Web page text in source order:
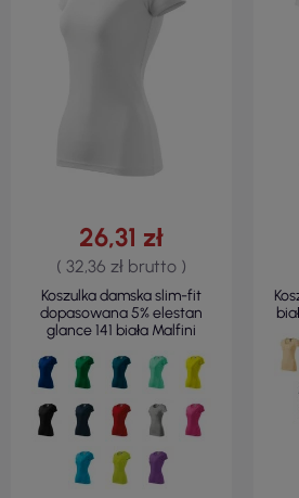
26,31 zł
( 32,36 zł brutto )
Koszulka damska slim-fit
dopasowana 5% elestan
glance 141 biała Malfini